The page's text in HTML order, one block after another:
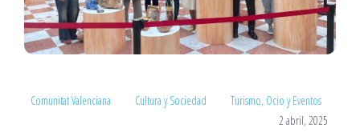
Comunitat Valenciana Cultura y Sociedad
Turismo, Ocio y Eventos
2 abril, 2025